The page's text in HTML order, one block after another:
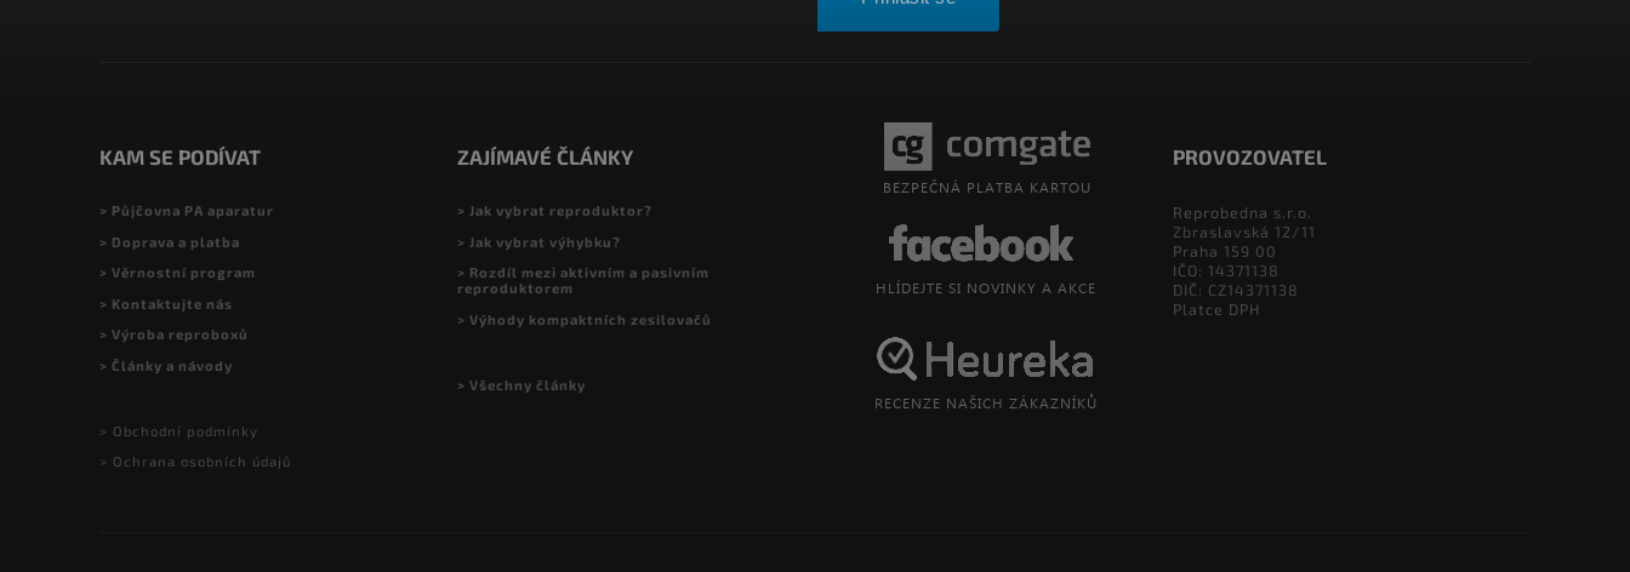
KAM SE PODÍVAT
> Půjčovna PA aparatur
> Doprava a platba
> Věrnostní program
> Kontaktujte nás
> Výroba reproboxů
> Články a návody
> Obchodní podmínky
> Ochrana osobních údajů
ZAJÍMAVÉ ČLÁNKY
> Jak vybrat reproduktor?
> Jak vybrat výhybku?
> Rozdíl mezi aktivním a pasivním
reproduktorem
> Výhody kompaktních zesilovačů
> Všechny články
PROVOZOVATEL
Reprobedna s.r.o.
Zbraslavská 12/11
Praha 159 00
IČO: 14371138
DIČ: CZ14371138
Platce DPH